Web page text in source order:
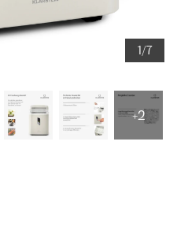
1/7
+2